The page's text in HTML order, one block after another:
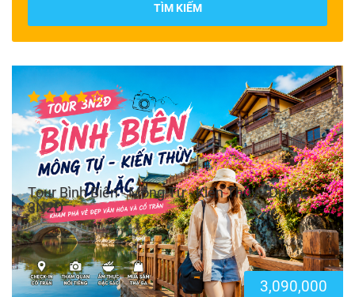
TÌM KIẾM
Tour Bình Biên - Mông Tự - Kiến Thủy - Di Lặc
3N2Đ
3,090,000